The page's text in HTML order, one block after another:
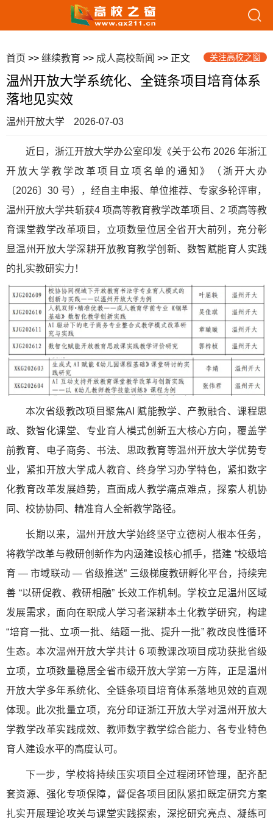
首页 >> 继续教育 >> 成人高校新闻 >> 正文 关注高校之窗
温州开放大学系统化、全链条项目培育体系
落地见实效
温州开放大学 2026-07-03
近日，浙江开放大学办公室印发《关于公布 2026 年浙江
开放大学教学改革项目立项名单的通知》（浙开大办
〔2026〕30 号），经自主申报、单位推荐、专家多轮评审，
温州开放大学共斩获4 项高等教育教学改革项目、2 项高等教
育课堂教学改革项目，立项数量位居全省开大前列，充分彰
显温州开放大学深耕开放教育教学创新、数智赋能育人实践
的扎实教研实力！
本次省级教改项目聚焦AI 赋能教学、产教融合、课程思
政、数智化课堂、专业育人模式创新五大核心方向，覆盖学
前教育、电子商务、书法、思政教育等温州开放大学优势专
业，紧扣开放大学成人教育、终身学习办学特色，紧扣数字
化教育改革发展趋势，直面成人教学痛点难点，探索人机协
同、校协协同、精准育人全新教学路径。
长期以来，温州开放大学始终坚守立德树人根本任务，
将教学改革与教研创新作为内涵建设核心抓手，搭建 “校级培
育 — 市域联动 — 省级推送” 三级梯度教研孵化平台，持续完
善 “以研促教、教研相融” 长效工作机制。学校立足温州区域
发展需求，面向在职成人学习者深耕本土化教学研究，构建
“培育一批、立项一批、结题一批、提升一批” 教改良性循环
生态。本次温州开放大学共计 6 项教课改项目成功获批省级
立项，立项数量稳居全省市级开放大学第一方阵，正是温州
开放大学多年系统化、全链条项目培育体系落地见效的直观
体现。此次批量立项，充分印证浙江开放大学对温州开放大
学教学改革实践成效、教师数字教学综合能力、各专业特色
育人建设水平的高度认可。
下一步，学校将持续压实项目全过程闭环管理，配齐配
套资源、强化专项保障，督促各项目团队紧扣既定研究方案
扎实开展理论攻关与课堂实践探索，深挖研究亮点、凝练可